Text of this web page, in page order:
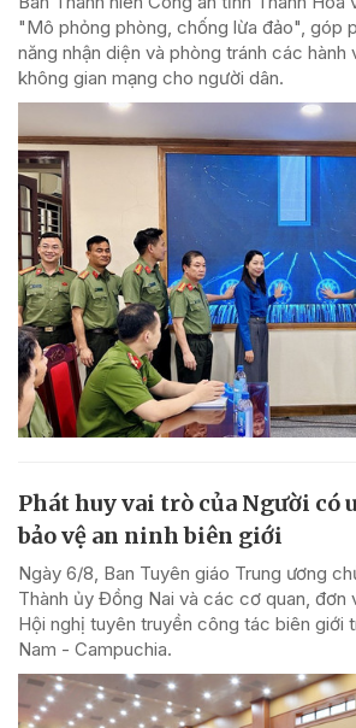
"Mô phỏng phòng, chống lừa đảo", góp
năng nhận diện và phòng tránh các hành
không gian mạng cho người dân.
Phát huy vai trò của Người có
bảo vệ an ninh biên giới
Ngày 6/8, Ban Tuyên giáo Trung ương
Thành ủy Đồng Nai và các cơ quan, đơn
Hội nghị tuyên truyền công tác biên giới
Nam - Campuchia.